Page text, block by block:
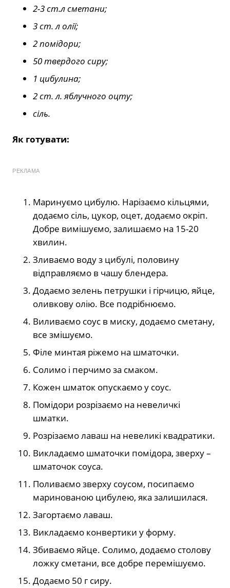
2-3 ст.л сметани;
3 ст. л олії;
2 помідори;
50 твердого сиру;
1 цибулина;
2 ст. л. яблучного оцту;
сіль.
Як готувати:
РЕКЛАМА
Маринуємо цибулю. Нарізаємо кільцями,
додаємо сіль, цукор, оцет, додаємо окріп.
Добре вимішуємо, залишаємо на 15-20
хвилин.
Зливаємо воду з цибулі, половину
відправляємо в чашу блендера.
Додаємо зелень петрушки і гірчицю, яйце,
оливкову олію. Все подрібнюємо.
Виливаємо соус в миску, додаємо сметану,
все змішуємо.
Філе минтая ріжемо на шматочки.
Солимо і перчимо за смаком.
Кожен шматок опускаємо у соус.
Помідори розрізаємо на невеличкі
шматки.
Розрізаємо лаваш на невеликі квадратики.
Викладаємо шматочки помідора, зверху –
шматочок соуса.
Поливаємо зверху соусом, посипаємо
маринованою цибулею, яка залишилася.
Загортаємо лаваш.
Викладаємо конвертики у форму.
Збиваємо яйце. Солимо, додаємо столову
ложку сметани, все добре перемішуємо.
Додаємо 50 г сиру.